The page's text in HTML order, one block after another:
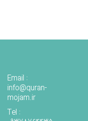
Email :
info@quran-
mojam.ir
Tel :